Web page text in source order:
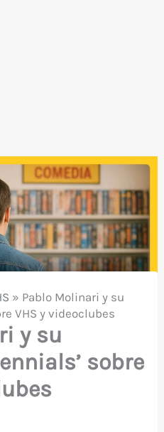
» Pablo Molinari y su
VHS y videoclubes
y su
sobre